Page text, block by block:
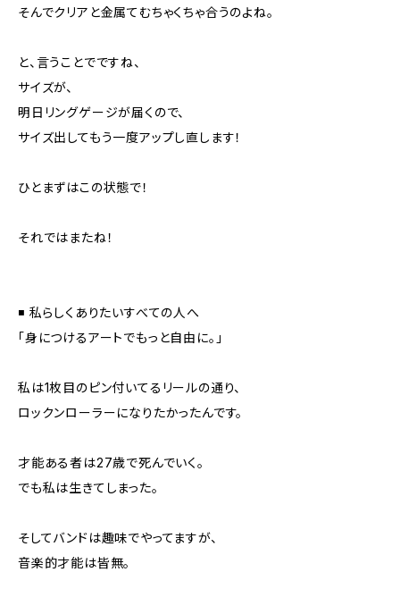
そんでクリアと金属てむちゃくちゃ合うのよね。
と、言うことでですね、
サイズが、
明日リングゲージが届くので、
サイズ出してもう一度アップし直します！
ひとまずはこの状態で！
それではまたね！
◾️ 私らしくありたいすべての人へ
「身につけるアートでもっと自由に。」
私は1枚目のピン付いてるリールの通り、
ロックンローラーになりたかったんです。
才能ある者は27歳で死んでいく。
でも私は生きてしまった。
そしてバンドは趣味でやってますが、
音楽的才能は皆無。